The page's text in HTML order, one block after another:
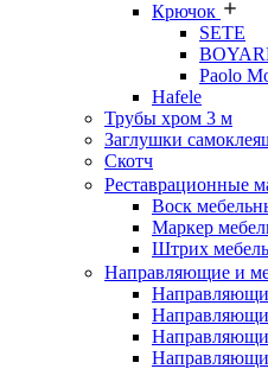
Крючок
SETE
Paolo
Hafele
Трубы хром 3 м
Заглушки
Скотч
Реставрационные
Воск
Маркер
Штрих
Направляющие и